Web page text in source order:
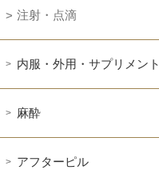
注射・点滴
内服・外用・サプリメント
麻酔
アフターピル